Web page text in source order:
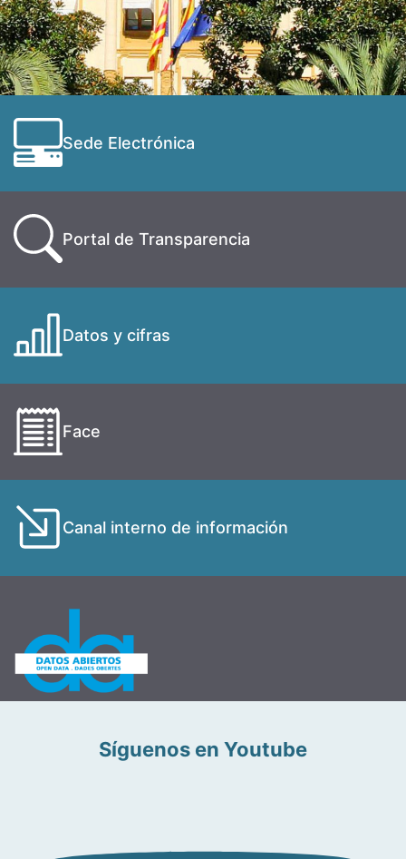
Sede Electrónica
Portal de Transparencia
Datos y cifras
Face
Canal interno de información
Síguenos en Youtube